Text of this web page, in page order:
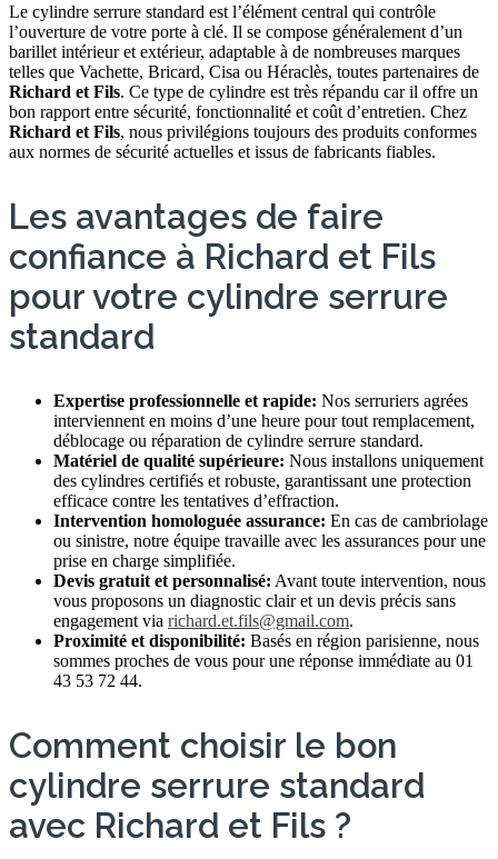
Le cylindre serrure standard est l’élément central qui contrôle
l’ouverture de votre porte à clé. Il se compose généralement d’un
barillet intérieur et extérieur, adaptable à de nombreuses marques
telles que Vachette, Bricard, Cisa ou Héraclès, toutes partenaires de
Richard et Fils. Ce type de cylindre est très répandu car il offre un
bon rapport entre sécurité, fonctionnalité et coût d’entretien. Chez
Richard et Fils, nous privilégions toujours des produits conformes
aux normes de sécurité actuelles et issus de fabricants fiables.
Les avantages de faire
confiance à Richard et Fils
pour votre cylindre serrure
standard
Expertise professionnelle et rapide: Nos serruriers agrées
interviennent en moins d’une heure pour tout remplacement,
déblocage ou réparation de cylindre serrure standard.
Matériel de qualité supérieure: Nous installons uniquement
des cylindres certifiés et robuste, garantissant une protection
efficace contre les tentatives d’effraction.
Intervention homologuée assurance: En cas de cambriolage
ou sinistre, notre équipe travaille avec les assurances pour une
prise en charge simplifiée.
Devis gratuit et personnalisé: Avant toute intervention, nous
vous proposons un diagnostic clair et un devis précis sans
engagement via richard.et.fils@gmail.com.
Proximité et disponibilité: Basés en région parisienne, nous
sommes proches de vous pour une réponse immédiate au 01
43 53 72 44.
Comment choisir le bon
cylindre serrure standard
avec Richard et Fils ?